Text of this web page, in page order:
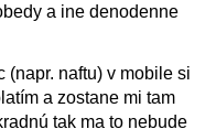
a ine denodenne
naftu) v mobile si
a zostane mi tam
tak ma to nebude